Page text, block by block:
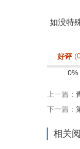
如没特
好评
0%
上一篇：
下一篇：
相关